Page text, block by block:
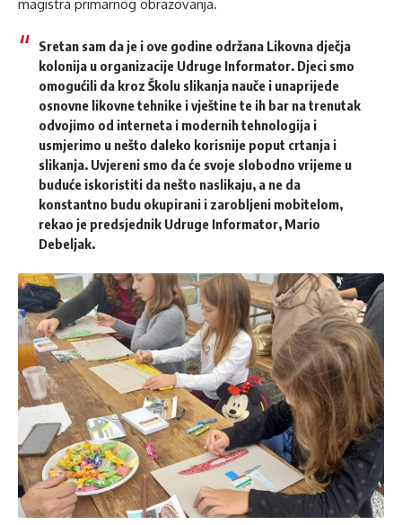
magistra primarnog obrazovanja.
Sretan sam da je i ove godine održana Likovna dječja
kolonija u organizacije Udruge Informator. Djeci smo
omogućili da kroz Školu slikanja nauče i unaprijede
osnovne likovne tehnike i vještine te ih bar na trenutak
odvojimo od interneta i modernih tehnologija i
usmjerimo u nešto daleko korisnije poput crtanja i
slikanja. Uvjereni smo da će svoje slobodno vrijeme u
buduće iskoristiti da nešto naslikaju, a ne da
konstantno budu okupirani i zarobljeni mobitelom,
rekao je predsjednik Udruge Informator, Mario
Debeljak.